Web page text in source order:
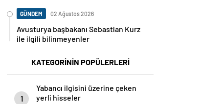
GÜNDEM 02 Ağustos 2026
Avusturya başbakanı Sebastian Kurz
ile ilgili bilinmeyenler
KATEGORİNİN POPÜLERLERİ
1
Yabancı ilgisini üzerine çeken
yerli hisseler